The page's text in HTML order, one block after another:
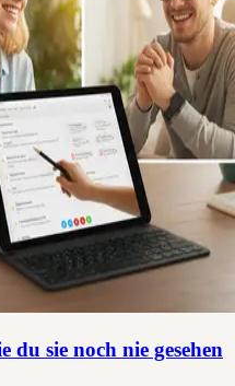
du sie noch nie gesehen